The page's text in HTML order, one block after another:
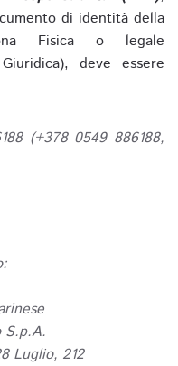
di identità della
Fisica o legale
deve essere
(+378 0549 886188,
S.p.A.
Luglio, 212